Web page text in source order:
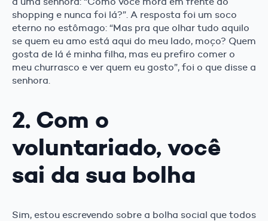
shopping e nunca foi lá?”. A resposta foi um soco
eterno no estômago: “Mas pra que olhar tudo aquilo
se quem eu amo está aqui do meu lado, moço? Quem
gosta de lá é minha filha, mas eu prefiro comer o
meu churrasco e ver quem eu gosto”, foi o que disse a
senhora.
2. Com o
voluntariado, você
sai da sua bolha
Sim, estou escrevendo sobre a bolha social que todos